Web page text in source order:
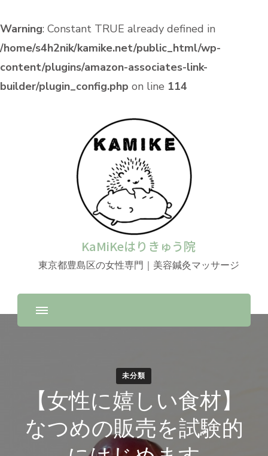
Warning: Constant TRUE already defined in
/home/s4h2nik/kamike.net/public_html/wp-
content/plugins/amazon-associates-link-
builder/plugin_config.php on line 114
KaMiKeはりきゅう院
東京都豊島区の女性専門｜美容鍼灸マッサージ
未分類
【女性に嬉しい食材】
なつめの販売を試験的